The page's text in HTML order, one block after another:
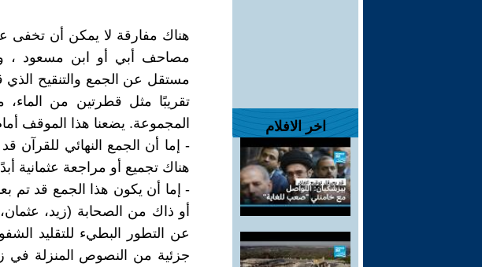
اخر الافلام
هناك مفارقة لا يمكن أن
مصاحف أبي أو ابن مسعود ،
مستقل عن الجمع والتنقيح الذي
تقريبًا مثل قطرتين من الماء،
المجموعة. يضعنا هذا الموقف
- إما أن الجمع النهائي للقرآن
هناك تجميع أو مراجعة عثمانية
- إما أن يكون هذا الجمع قد تم
أو ذاك من الصحابة (زيد،
عن التطور البطيء للتقليد
جزئية من النصوص المنزلة في